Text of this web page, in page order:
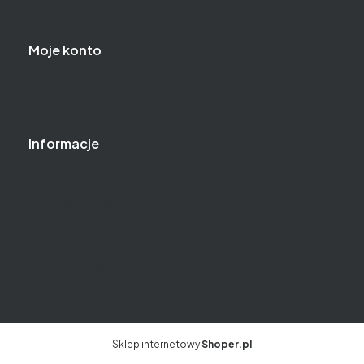
Moje konto
Informacje
Sklep internetowyShoper.pl